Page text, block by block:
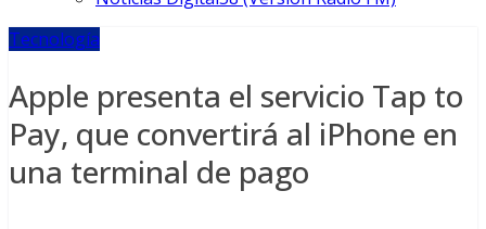
Tecnología
Apple presenta el servicio Tap to
Pay, que convertirá al iPhone en
una terminal de pago